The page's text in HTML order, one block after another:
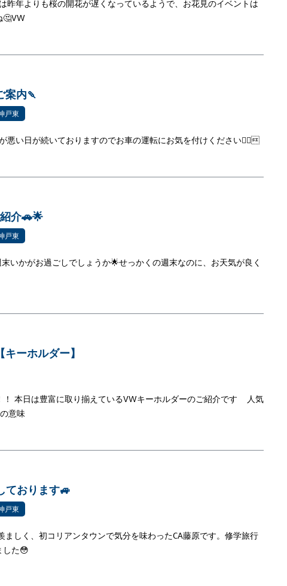
昨年よりも桜の開花が遅くなっているようで、お花見のイベントは
🤔VW
案内🍡
戸東
悪い日が続いておりますのでお車の運転にお気を付けください🙇‍♀
介🚗🌟
戸東
いかがお過ごしでしょうか🌟せっかくの週末なのに、お天気が良く
ーホルダー】
！ 本日は豊富に取り揃えているVWキーホルダーのご紹介です 人気
意味
ております🚙
戸東
ましく、初コリアンタウンで気分を味わったCA藤原です。修学旅行
した😳